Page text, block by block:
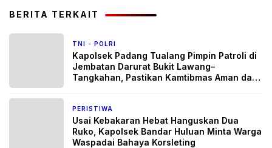
BERITA TERKAIT
TNI - POLRI
Kapolsek Padang Tualang Pimpin Patroli di
Jembatan Darurat Bukit Lawang–
Tangkahan, Pastikan Kamtibmas Aman dan
PERISTIWA
Usai Kebakaran Hebat Hanguskan Dua
Ruko, Kapolsek Bandar Huluan Minta Warga
Waspadai Bahaya Korsleting